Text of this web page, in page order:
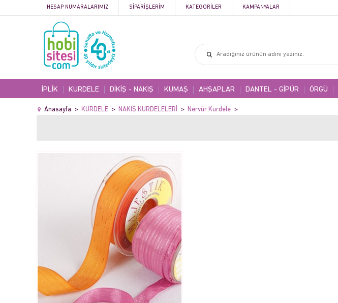
HESAP NUMARALARIMIZ SIPARIŞLERIM KATEGORILER KAMPANYALAR
İPLİK KURDELE DİKİŞ - NAKIŞ KUMAŞ AHŞAPLAR DANTEL - GİPÜR ÖRGÜ
Anasayfa KURDELE NAKIŞ KURDELELERİ Nervür Kurdele